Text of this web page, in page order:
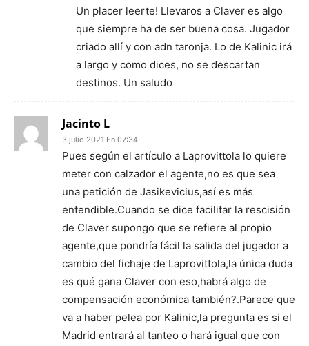
Un placer leerte! Llevaros a Claver es algo
que siempre ha de ser buena cosa. Jugador
criado allí y con adn taronja. Lo de Kalinic irá
a largo y como dices, no se descartan
destinos. Un saludo
Jacinto L
3 julio 2021 En 07:34
Pues según el artículo a Laprovittola lo quiere
meter con calzador el agente,no es que sea
una petición de Jasikevicius,así es más
entendible.Cuando se dice facilitar la rescisión
de Claver supongo que se refiere al propio
agente,que pondría fácil la salida del jugador a
cambio del fichaje de Laprovittola,la única duda
es qué gana Claver con eso,habrá algo de
compensación económica también?.Parece que
va a haber pelea por Kalinic,la pregunta es si el
Madrid entrará al tanteo o hará igual que con